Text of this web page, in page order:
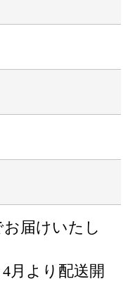
届けいたし
月より配送開